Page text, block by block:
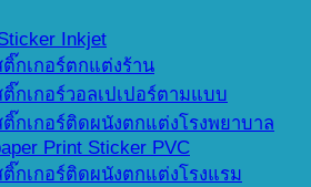
Inkjet
กเกอร์ตกแต่งร้าน
กเกอร์วอลเปเปอร์ตามแบบ
กเกอร์ติดผนังตกแต่งโรงพยาบาล
Print Sticker PVC
กเกอร์ติดผนังตกแต่งโรงแรม